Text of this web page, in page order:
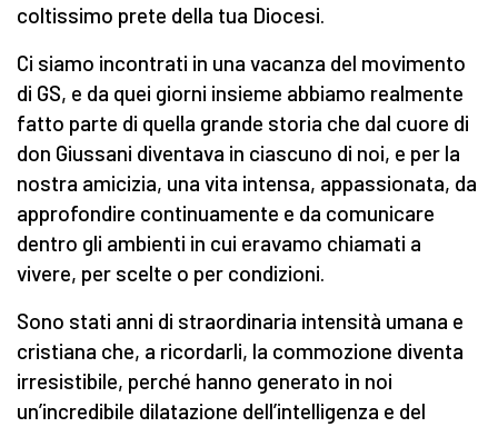
coltissimo prete della tua Diocesi.
Ci siamo incontrati in una vacanza del movimento
di GS, e da quei giorni insieme abbiamo realmente
fatto parte di quella grande storia che dal cuore di
don Giussani diventava in ciascuno di noi, e per la
nostra amicizia, una vita intensa, appassionata, da
approfondire continuamente e da comunicare
dentro gli ambienti in cui eravamo chiamati a
vivere, per scelte o per condizioni.
Sono stati anni di straordinaria intensità umana e
cristiana che, a ricordarli, la commozione diventa
irresistibile, perché hanno generato in noi
un’incredibile dilatazione dell’intelligenza e del